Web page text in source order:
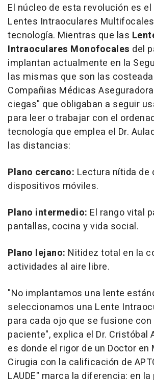
El núcleo de esta revolución es
Lentes Intraoculares
tecnología. Mientras que las
Intraoculares Monofocales del
implantan actualmente en la
las mismas que son las
Compañias Médicas
ciegas" que obligaban a seguir
para leer o trabajar con el
tecnología que emplea el Dr.
las distancias:
Plano cercano: Lectura nítida de
dispositivos móviles.
Plano intermedio: El rango vital
pantallas, cocina y vida social.
Plano lejano: Nitidez total en la
actividades al aire libre.
"No implantamos una lente
seleccionamos una Lente
para cada ojo que se fusione
paciente", explica el Dr. Cristóbal
es donde el rigor de un Doctor en
Cirugia con la calificación de
LAUDE" marca la diferencia: en